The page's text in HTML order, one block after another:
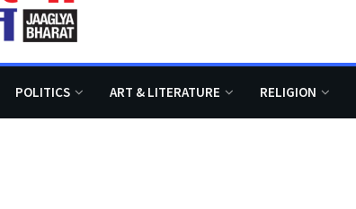
POLITICS ART & LITERATURE RELIGION